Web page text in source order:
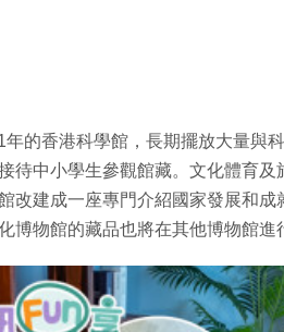
年的香港科學館，長期擺放大量與
待中小學生參觀館藏。文化體育
改建成一座專門介紹國家發展和
博物館的藏品也將在其他博物館進